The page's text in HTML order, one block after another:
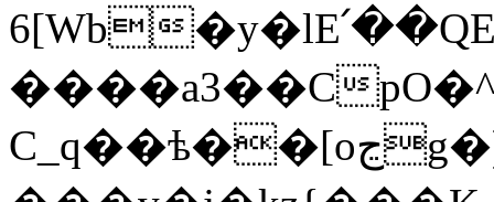
6[Wb
����a3��C
C_q��ѣ��[oڃg�)��Q����o